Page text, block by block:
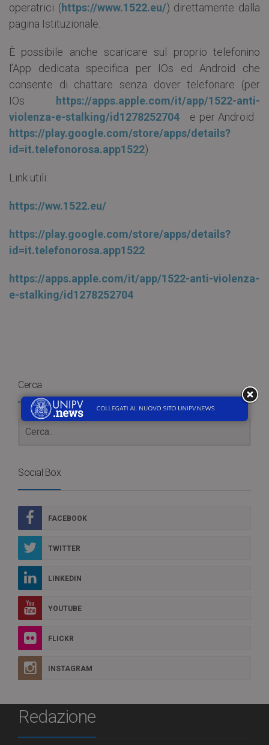
operatrici (https://www.1522.eu/) direttamente dalla
pagina Istituzionale.
È possibile anche scaricare sul proprio telefonino
l’App dedicata specifica per IOs ed Android che
consente di chattare senza dover telefonare (per
IOs https://apps.apple.com/it/app/1522-anti-
violenza-e-stalking/id1278252704 e per Android
https://play.google.com/store/apps/details?
id=it.telefonorosa.app1522).
Link utili:
https://ww.1522.eu/
https://play.google.com/store/apps/details?
id=it.telefonorosa.app1522
https://apps.apple.com/it/app/1522-anti-violenza-
e-stalking/id1278252704
Cerca
Social Box
FACEBOOK
TWITTER
LINKEDIN
YOUTUBE
FLICKR
INSTAGRAM
Redazione